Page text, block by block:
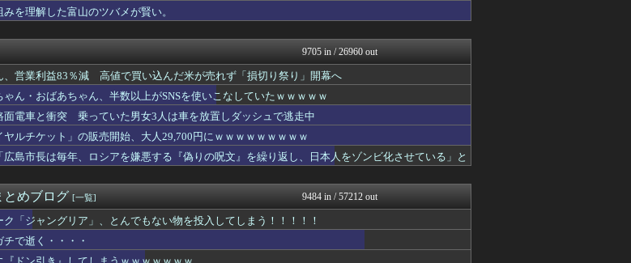
転ホームランだろ
乃木坂46まとめ 乃木りん...
！」彼女「ま、待ってワイくんッ！」→こうな... まとめCUP
みを理解した富山のツバメが賢い。
9705 in / 26960 out
、営業利益83％減 高値で買い込んだ米が売れず「損切り祭り」開幕へ
ゃん・おばあちゃん、半数以上がSNSを使いこなしていたｗｗｗｗｗ
面電車と衝突 乗っていた男女3人は車を放置しダッシュで逃走中
ルチケット」の販売開始、大人29,700円にｗｗｗｗｗｗｗｗｗ
広島市長は毎年、ロシアを嫌悪する『偽りの呪文』を繰り返し、日本人をゾンビ化させている」と
とめブログ [一覧] 9484 in / 57212 out
ク「ジャングリア」、とんでもない物を投入してしまう！！！！！
チで逝く・・・・